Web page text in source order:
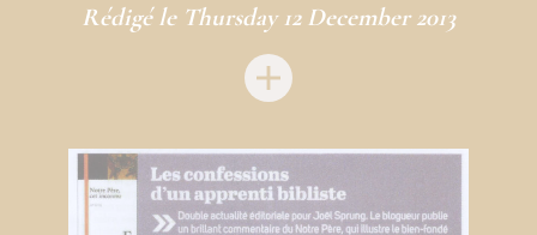
Rédigé le Thursday 12 December 2013